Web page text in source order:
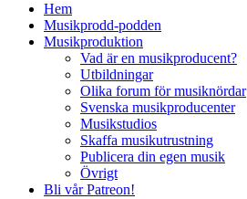
Hem
Musikprodd-podden
Musikproduktion
Vad är en musikproducent?
Utbildningar
Olika forum för musiknördar
Svenska musikproducenter
Musikstudios
Skaffa musikutrustning
Publicera din egen musik
Övrigt
Bli vår Patreon!